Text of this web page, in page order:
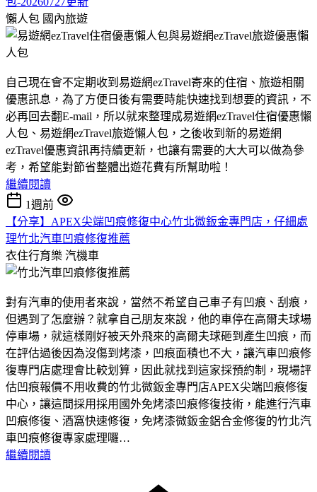
懶人包 國內旅遊
自己現在會不定期收到易遊網ezTravel寄來的住宿、旅遊相關
優惠訊息，為了方便日後有需要時能快速找到想要的資訊，不
必再回去翻E-mail，所以就來整理成易遊網ezTravel住宿優惠懶
人包、易遊網ezTravel旅遊懶人包，之後收到新的易遊網
ezTravel優惠資訊再持續更新，也讓有需要的大大可以做為參
考，希望能對節省整體出遊花費有所幫助啦！
繼續閱讀
1週前
【分享】APEX尖端凹痕修復中心竹北微鈑金專門店，仔細處
理竹北汽車凹痕修復推薦
衣住行育樂 汽機車
對有汽車的使用者來說，當然不希望自己車子有凹痕、刮痕，
但遇到了怎麼辦？就拿自己朋友來說，他的車停在高爾夫球場
停車場，就這樣剛好被天外飛來的高爾夫球砸到產生凹痕，而
在評估過後因為沒傷到烤漆，凹痕面積也不大，讓汽車凹痕修
復專門店處理會比較划算，因此就找到這家採預約制，現場評
估凹痕報價不用收費的竹北微鈑金專門店APEX尖端凹痕修復
中心，讓這間採用採用國外免烤漆凹痕修復技術，能進行汽車
凹痕修復、酒窩快速修復，免烤漆微鈑金鋁合金修復的竹北汽
車凹痕修復專家處理囉…
繼續閱讀